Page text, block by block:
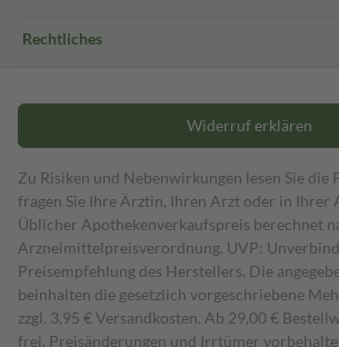
Rechtliches
Widerruf erklären
Zu Risiken und Nebenwirkungen lesen Sie die
fragen Sie Ihre Ärztin, Ihren Arzt oder in Ihrer
Üblicher Apothekenverkaufspreis berechnet
Arzneimittelpreisverordnung. UVP:
Preisempfehlung des Herstellers. Die
beinhalten die gesetzlich vorgeschriebene
zzgl. 3,95 € Versandkosten. Ab 29,00 €
frei. Preisänderungen und Irrtümer